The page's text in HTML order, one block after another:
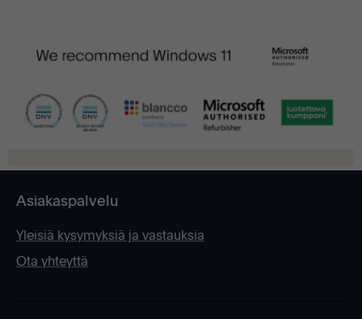
Asiakaspalvelu
Yleisiä kysymyksiä ja vastauksia
Ota yhteyttä